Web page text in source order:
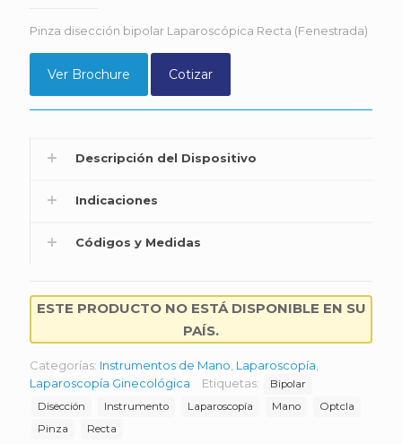
Pinza disección bipolar Laparoscópica Recta (Fenestrada)
Ver Brochure Cotizar
Descripción del Dispositivo
Indicaciones
Códigos y Medidas
ESTE PRODUCTO NO ESTÁ DISPONIBLE EN SU
PAÍS.
Categorías: Instrumentos de Mano Laparoscopía
Laparoscopía Ginecológica
Etiquetas:
Bipolar
Disección
Instrumento Laparoscopía Mano
Optcla
Pinza
Recta